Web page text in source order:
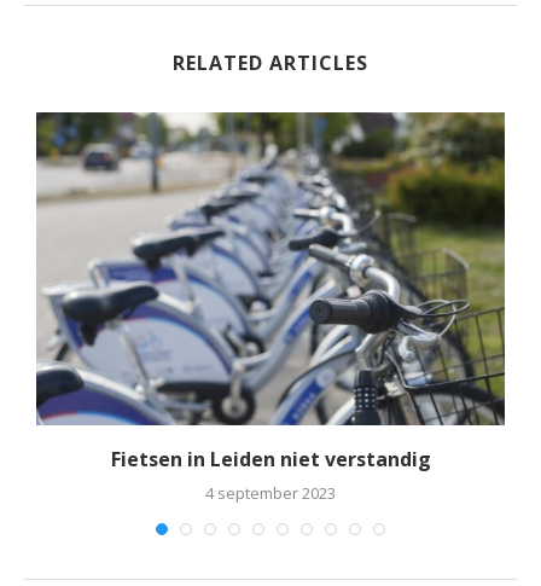
RELATED ARTICLES
Fietsen in Leiden niet verstandig
4 september 2023